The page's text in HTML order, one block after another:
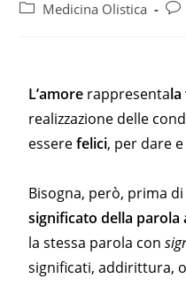
Medicina Olistica
L’amore rappresentala
realizzazione delle
esserefelici, per dare
Bisogna, però, prima
significato della parola
la stessa parola con
significati, addirittura,